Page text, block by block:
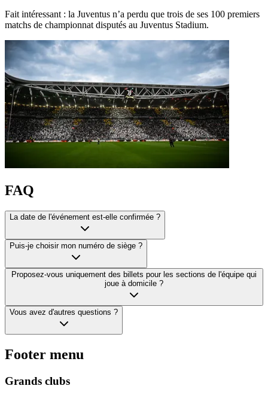
Fait intéressant : la Juventus n’a perdu que trois de ses 100 premiers
matchs de championnat disputés au Juventus Stadium.
FAQ
La date de l'événement est-elle confirmée ?
Puis-je choisir mon numéro de siège ?
Proposez-vous uniquement des billets pour les sections de l'équipe qui
joue à domicile ?
Vous avez d'autres questions ?
Footer menu
Grands clubs